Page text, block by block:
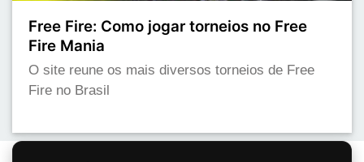
Free Fire: Como jogar torneios no Free
Fire Mania
O site reune os mais diversos torneios de Free
Fire no Brasil